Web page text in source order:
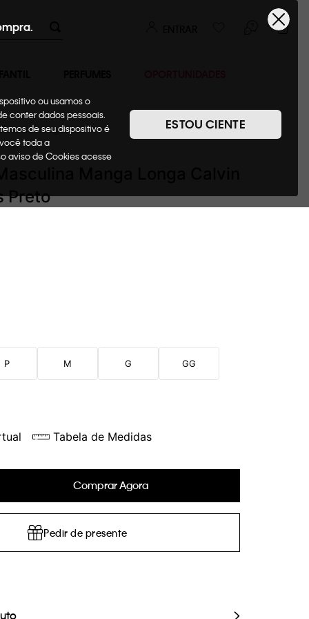
ou usamos o
conter dados pessoais.
de seu dispositivo é
toda a
aviso de Cookies acesse
ESTOU CIENTE
+ Regatas
Preto
P M G GG
Tabela de Medidas
Comprar Agora
Pedir de presente